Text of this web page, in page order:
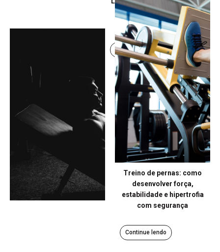
um treino eficiente para
força e hipertrofia
Continue lendo
Treino de pernas: como
desenvolver força,
estabilidade e hipertrofia
com segurança
Continue lendo